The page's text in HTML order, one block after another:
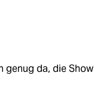
genug da, die Show